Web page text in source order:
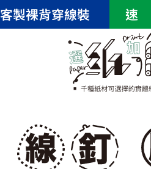
客製裸背穿線裝 速